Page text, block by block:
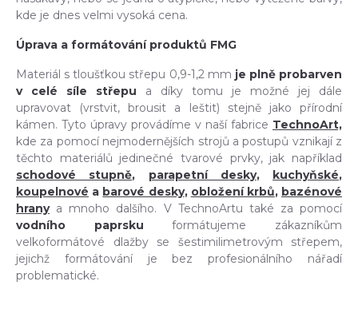
kde je dnes velmi vysoká cena.
Úprava a formátování produktů FMG
Materiál s tloušťkou střepu 0,9-1,2 mm je plně probarven
v celé síle střepu a díky tomu je možné jej dále
upravovat (vrstvit, brousit a leštit) stejně jako přírodní
kámen. Tyto úpravy provádíme v naší fabrice TechnoArt,
kde za pomocí nejmodernějších strojů a postupů vznikají z
těchto materiálů jedinečné tvarové prvky, jak například
schodové stupně, parapetní desky, kuchyňské,
koupelnové a barové desky, obložení krbů, bazénové
hranya mnoho dalšího. V TechnoArtu také za pomocí
vodního paprsku formátujeme zákazníkům
velkoformátové dlažby se šestimilimetrovým střepem,
jejichž formátování je bez profesionálního nářadí
problematické.